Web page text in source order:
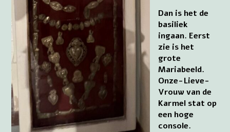
Dan is het de
basiliek
ingaan. Eerst
zie is het
grote
Mariabeeld.
Onze-Lieve-
Vrouw van de
Karmel stat op
een hoge
console.